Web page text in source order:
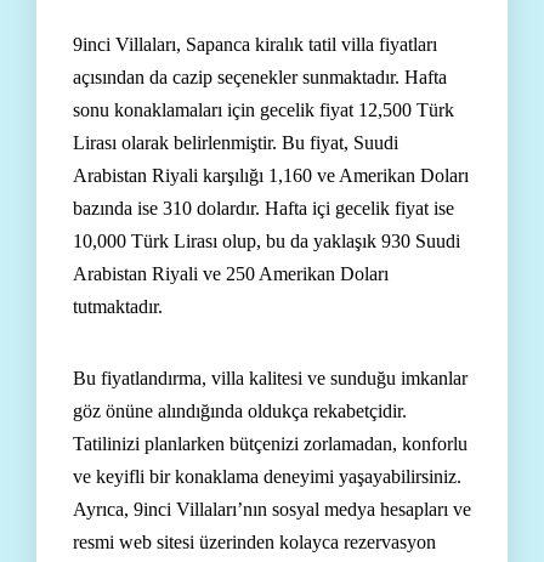
9inci Villaları, Sapanca kiralık tatil villa fiyatları
açısından da cazip seçenekler sunmaktadır. Hafta
sonu konaklamaları için gecelik fiyat 12,500 Türk
Lirası olarak belirlenmiştir. Bu fiyat, Suudi
Arabistan Riyali karşılığı 1,160 ve Amerikan Doları
bazında ise 310 dolardır. Hafta içi gecelik fiyat ise
10,000 Türk Lirası olup, bu da yaklaşık 930 Suudi
Arabistan Riyali ve 250 Amerikan Doları
tutmaktadır.
Bu fiyatlandırma, villa kalitesi ve sunduğu imkanlar
göz önüne alındığında oldukça rekabetçidir.
Tatilinizi planlarken bütçenizi zorlamadan, konforlu
ve keyifli bir konaklama deneyimi yaşayabilirsiniz.
Ayrıca, 9inci Villaları’nın sosyal medya hesapları ve
resmi web sitesi üzerinden kolayca rezervasyon